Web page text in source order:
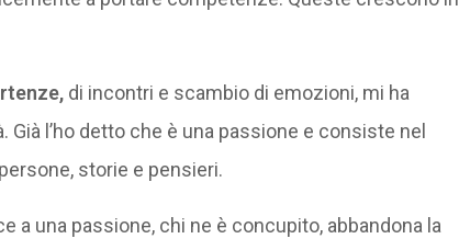
di incontri e scambio di emozioni, mi ha
l’ho detto che è una passione e consiste nel
storie e pensieri.
a una passione, chi ne è concupito, abbandona la